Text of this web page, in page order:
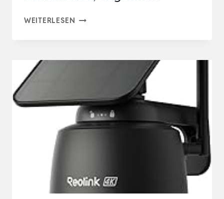
WEITERLESEN 8-
FUNKWETTERSTATION,
MIT
SOLAR-
REGENM…